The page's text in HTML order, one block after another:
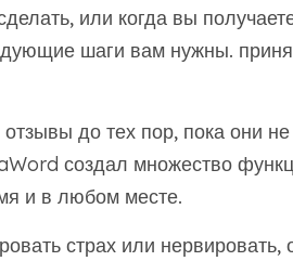
или когда вы
шаги вам нужны.
до тех пор, пока они
создал множество
и в любом месте.
страх или нервировать,